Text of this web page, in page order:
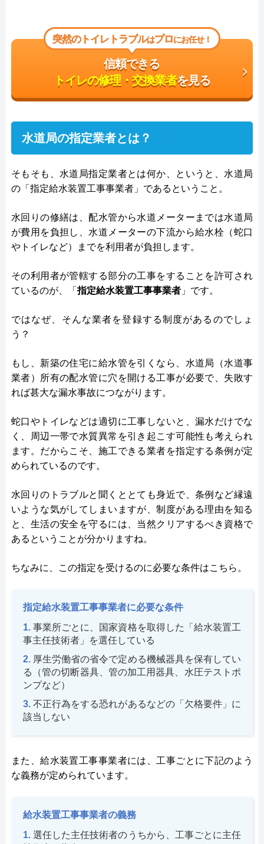
突然のトイレトラブルはプロにお任せ！
信頼できる
トイレの修理・交換業者を見る
水道局の指定業者とは？
そもそも、水道局指定業者とは何か、というと、水道局
の「指定給水装置工事事業者」であるということ。
水回りの修繕は、配水管から水道メーターまでは水道局
が費用を負担し、水道メーターの下流から給水栓（蛇口
やトイレなど）までを利用者が負担します。
その利用者が管轄する部分の工事をすることを許可され
ているのが、「指定給水装置工事事業者」です。
ではなぜ、そんな業者を登録する制度があるのでしょ
う？
もし、新築の住宅に給水管を引くなら、水道局（水道事
業者）所有の配水管に穴を開ける工事が必要で、失敗す
れば甚大な漏水事故につながります。
蛇口やトイレなどは適切に工事しないと、漏水だけでな
く、周辺一帯で水質異常を引き起こす可能性も考えられ
ます。だからこそ、施工できる業者を指定する条例が定
められているのです。
水回りのトラブルと聞くととても身近で、条例など縁遠
いような気がしてしまいますが、制度がある理由を知る
と、生活の安全を守るには、当然クリアするべき資格で
あるということが分かりますね。
ちなみに、この指定を受けるのに必要な条件はこちら。
指定給水装置工事事業者に必要な条件
事業所ごとに、国家資格を取得した「給水装置工
事主任技術者」を選任している
厚生労働省の省令で定める機械器具を保有してい
る（管の切断器具、管の加工用器具、水圧テストポ
ンプなど）
不正行為をする恐れがあるなどの「欠格要件」に
該当しない
また、給水装置工事事業者には、工事ごとに下記のよう
な義務が定められています。
給水装置工事事業者の義務
選任した主任技術者のうちから、工事ごとに主任